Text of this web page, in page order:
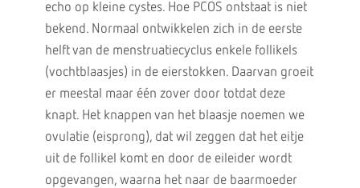
echo op kleine cystes. Hoe PCOS ontstaat is niet
bekend. Normaal ontwikkelen zich in de eerste
helft van de menstruatiecyclus enkele follikels
(vochtblaasjes) in de eierstokken. Daarvan groeit
er meestal maar één zover door totdat deze
knapt. Het knappen van het blaasje noemen we
ovulatie (eisprong), dat wil zeggen dat het eitje
uit de follikel komt en door de eileider wordt
opgevangen, waarna het naar de baarmoeder